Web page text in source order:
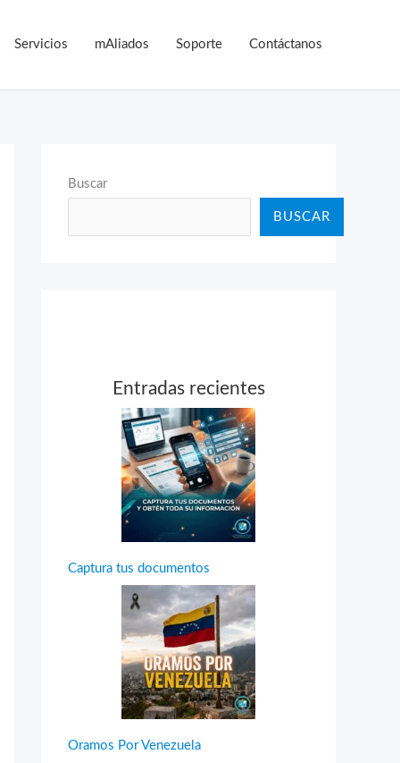
Servicios mAliados Soporte Contáctanos
Buscar
BUSCAR
Entradas recientes
Captura tus documentos
Oramos Por Venezuela